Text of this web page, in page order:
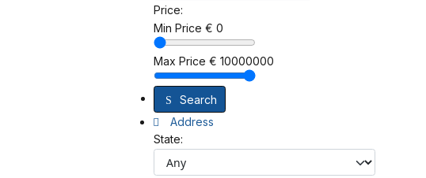
Price:
Min Price € 0
Max Price € 10000000
Search
Address
State: